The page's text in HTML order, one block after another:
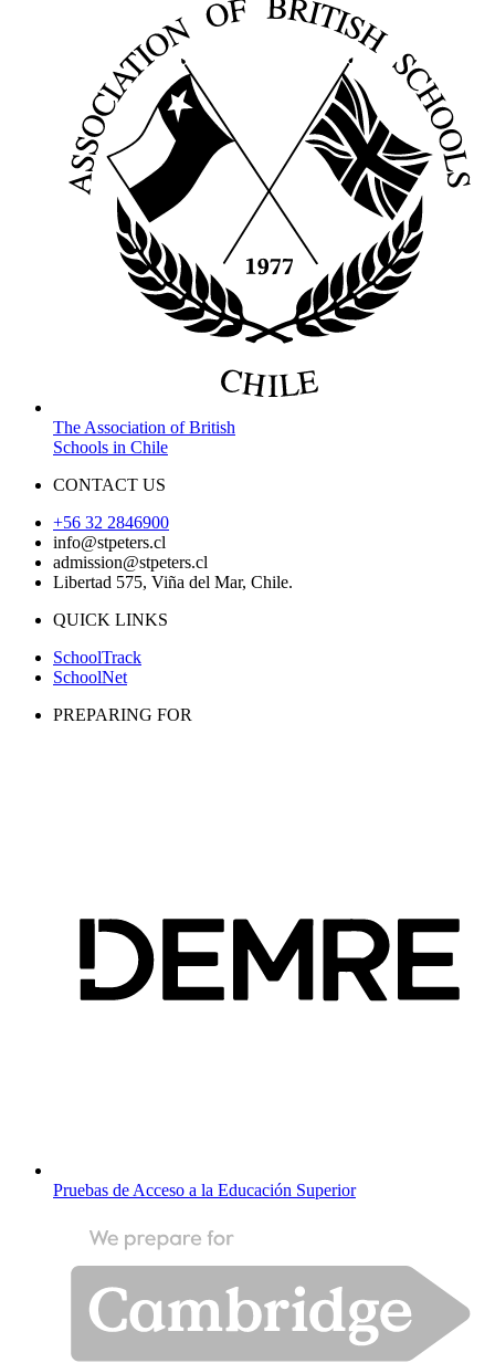
The Association of British
Schools in Chile
CONTACT US
+56 32 2846900
info@stpeters.cl
admission@stpeters.cl
Libertad 575, Viña del Mar, Chile.
QUICK LINKS
SchoolTrack
SchoolNet
PREPARING FOR
Pruebas de Acceso a la Educación Superior